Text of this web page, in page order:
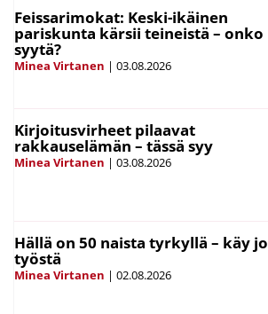
Feissarimokat: Keski-ikäinen
pariskunta kärsii teineistä – onko
syytä?
Minea Virtanen | 03.08.2026
Kirjoitusvirheet pilaavat
rakkauselämän – tässä syy
Minea Virtanen | 03.08.2026
Hällä on 50 naista tyrkyllä – käy jo
työstä
Minea Virtanen | 02.08.2026